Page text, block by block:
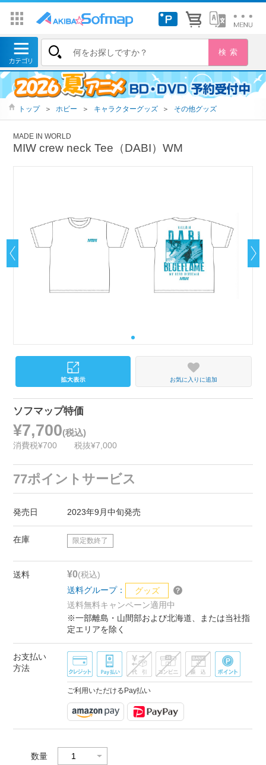
トップ ＞ ホビー ＞ キャラクターグッズ ＞ その他グッズ
MADE IN WORLD
MIW crew neck Tee（DABI）WM
お気に入りに追加
ソフマップ特価
¥7,700(税込)
消費税¥700 税抜¥7,000
77ポイントサービス
発売日 2023年9月中旬発売
在庫 限定数終了
送料 ¥0(税込)
送料グループ：
グッズ
送料無料キャンペーン適用中
※一部離島・山間部および北海道、または当社指
定エリアを除く
お支払い
方法
ご利用いただけるPay払い
数量